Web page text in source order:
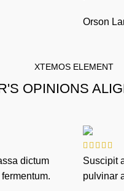
Orson
XTEMOS ELEMENT
OPINIONS
dictum
Suscipit
pulvinar